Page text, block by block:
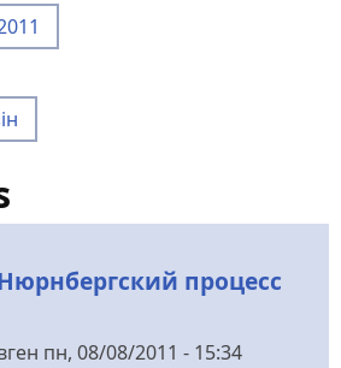
процесс
пн, 08/08/2011 - 15:34